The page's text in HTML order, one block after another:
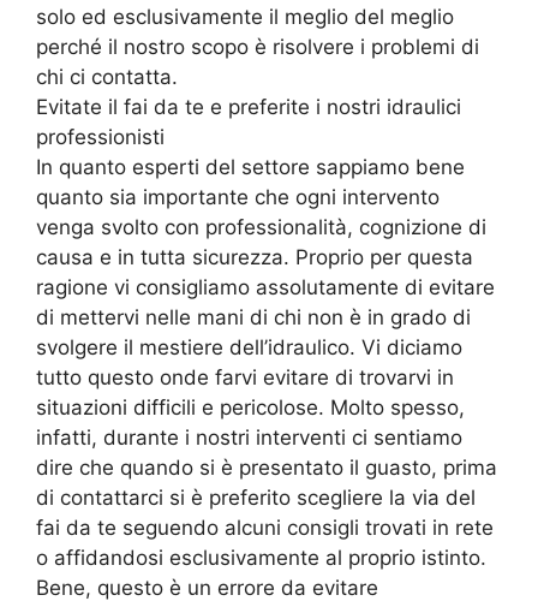
solo ed esclusivamente il meglio del meglio
perché il nostro scopo è risolvere i problemi di
chi ci contatta.
Evitate il fai da te e preferite i nostri idraulici
professionisti
In quanto esperti del settore sappiamo bene
quanto sia importante che ogni intervento
venga svolto con professionalità, cognizione di
causa e in tutta sicurezza. Proprio per questa
ragione vi consigliamo assolutamente di evitare
di mettervi nelle mani di chi non è in grado di
svolgere il mestiere dell’idraulico. Vi diciamo
tutto questo onde farvi evitare di trovarvi in
situazioni difficili e pericolose. Molto spesso,
infatti, durante i nostri interventi ci sentiamo
dire che quando si è presentato il guasto, prima
di contattarci si è preferito scegliere la via del
fai da te seguendo alcuni consigli trovati in rete
o affidandosi esclusivamente al proprio istinto.
Bene, questo è un errore da evitare